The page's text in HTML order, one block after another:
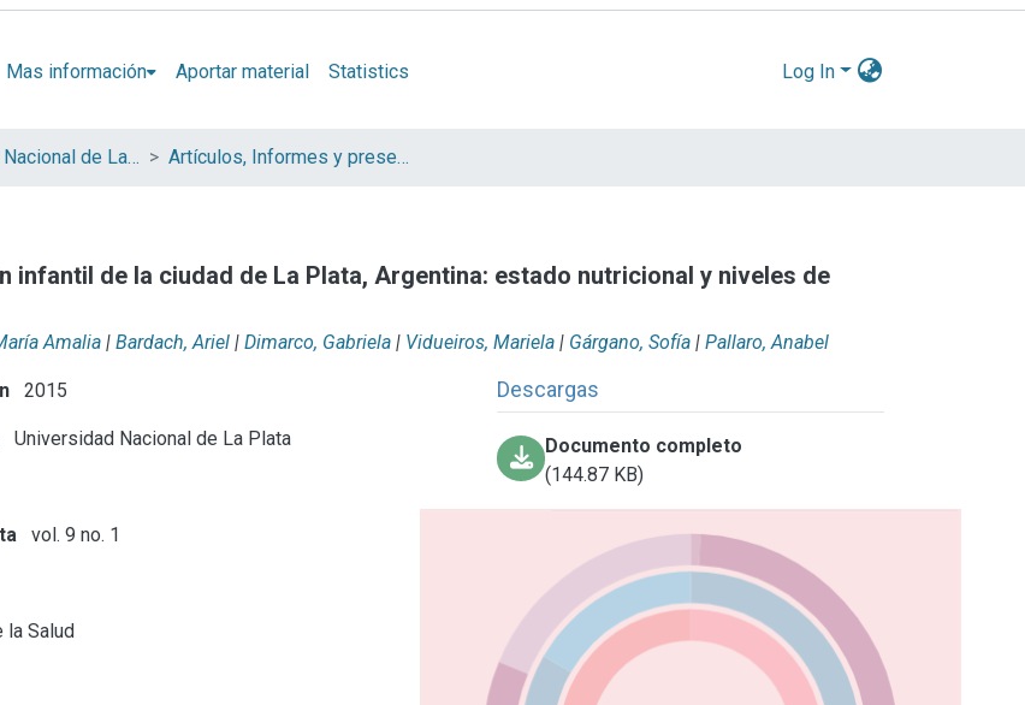
Mas información Aportar material Statistics Log In
Universidad Nacional de La Plata (UNLP) Artículos, Informes y presentaciones en Congresos (UNLP)
infantil de la ciudad de La Plata, Argentina: estado nutricional y niveles de
Amalia | Bardach, Ariel | Dimarco, Gabriela | Vidueiros, Mariela | Gárgano, Sofía | Pallaro, Anabel
2015
Universidad Nacional de La Plata
vol. 9 no. 1
la Salud
Descargas
Documento completo
(144.87 KB)